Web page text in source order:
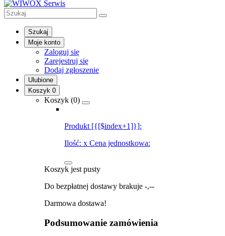
Szukaj
Moje konto
Zaloguj się
Zarejestruj się
Dodaj zgłoszenie
Ulubione
Koszyk 0
Koszyk (0)
Produkt [{[$index+1]}]:
Ilość: x Cena jednostkowa:
Koszyk jest pusty
Do bezpłatnej dostawy brakuje -,--
Darmowa dostawa!
Podsumowanie zamówienia